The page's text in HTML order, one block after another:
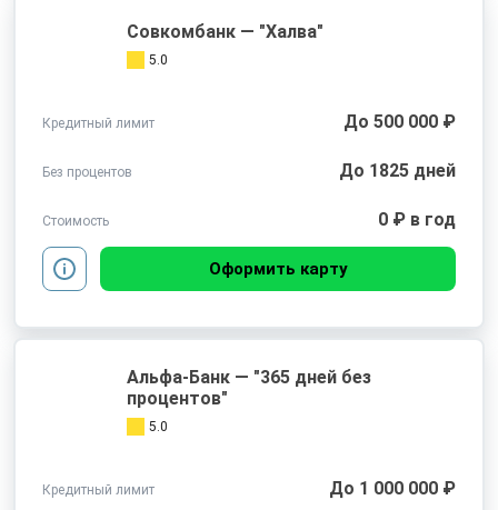
Совкомбанк — "Халва"
5.0
Кредитный лимит До 500 000 ₽
Без процентов До 1825 дней
Стоимость 0 ₽ в год
Оформить карту
Альфа-Банк — "365 дней без
процентов"
5.0
Кредитный лимит До 1 000 000 ₽